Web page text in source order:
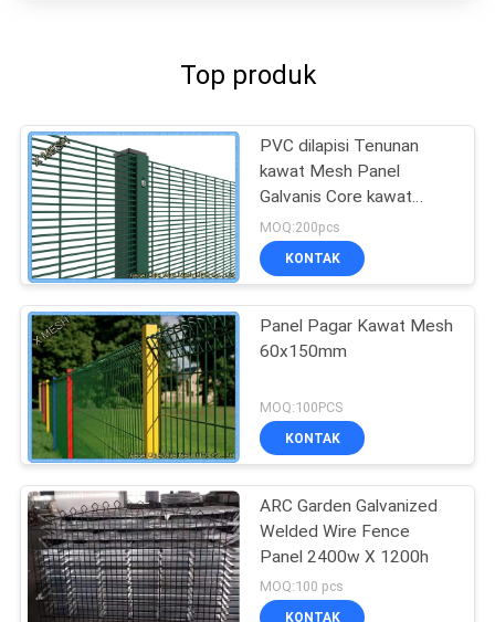
Top produk
PVC dilapisi Tenunan
kawat Mesh Panel
Galvanis Core kawat
Kokoh Untuk Penjara
MOQ:200pcs
KONTAK
Panel Pagar Kawat Mesh
60x150mm
MOQ:100PCS
KONTAK
ARC Garden Galvanized
Welded Wire Fence
Panel 2400w X 1200h
MOQ:100 pcs
KONTAK